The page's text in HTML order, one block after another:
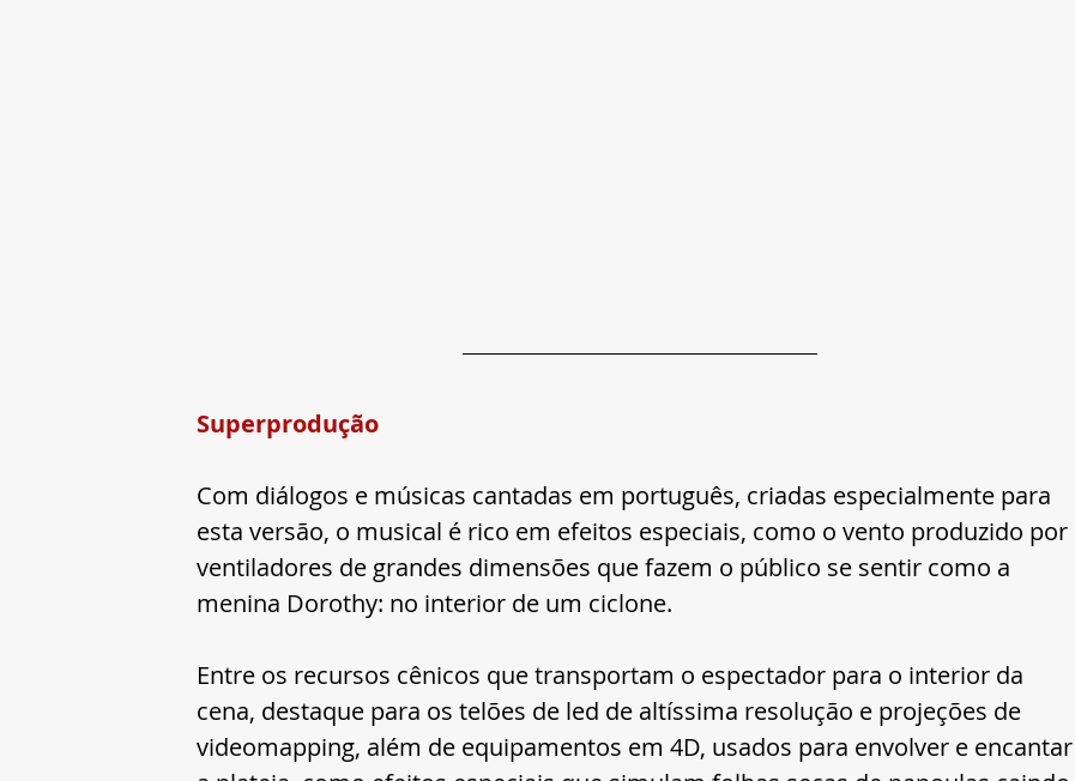
Superprodução
Com diálogos e músicas cantadas em português, criadas especialmente para
esta versão, o musical é rico em efeitos especiais, como o vento produzido por
ventiladores de grandes dimensões que fazem o público se sentir como a
menina Dorothy: no interior de um ciclone.
Entre os recursos cênicos que transportam o espectador para o interior da
cena, destaque para os telões de led de altíssima resolução e projeções de
videomapping, além de equipamentos em 4D, usados para envolver e encantar